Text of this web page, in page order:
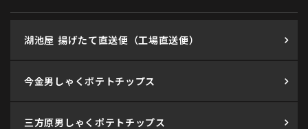
湖池屋 揚げたて直送便（工場直送便）
今金男しゃくポテトチップス
三方原男しゃくポテトチップス